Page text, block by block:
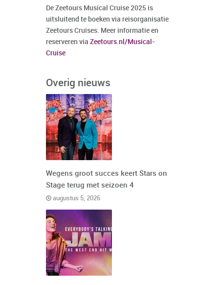
De Zeetours Musical Cruise 2025 is
uitsluitend te boeken via reisorganisatie
Zeetours Cruises. Meer informatie en
reserveren via Zeetours.nl/Musical-
Cruise
Overig nieuws
Wegens groot succes keert Stars on
Stage terug met seizoen 4
augustus 5, 2026